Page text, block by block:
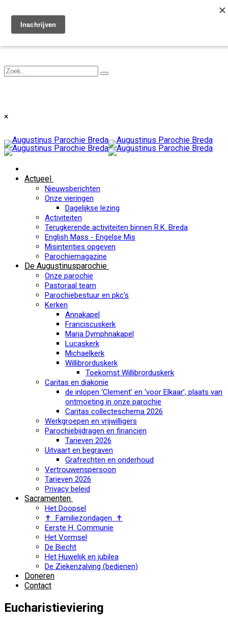
Toggle navigation
×
Actueel
Nieuwsberichten
Onze vieringen
Dagelijkse lezing
Activiteiten
Terugkerende activiteiten binnen R.K. Breda
English Mass - Engelse Mis
Misintenties opgeven
Parochiemagazine
De Augustinusparochie
Onze parochie
Pastoraal team
Parochiebestuur en pkc's
Kerken
Annakapel
Franciscuskerk
Maria Dymphnakapel
Lucaskerk
Michaelkerk
Willibrorduskerk
Toekomst Willibrorduskerk
Caritas en diakonie
de inlopen ‘Clement’ en ‘voor Elkaar’, plaats van
ontmoeting in onze parochie
Caritas collecteschema 2026
Werkgroepen en vrijwilligers
Parochiebijdragen en financiën
Tarieven 2026
Uitvaart en begraven
Grafrechten en onderhoud
Vertrouwenspersoon
Tarieven 2026
Privacy beleid
Sacramenten
Het Doopsel
✝ Familiezondagen ✝
Eerste H. Communie
Het Vormsel
De Biecht
Het Huwelijk en jubilea
De Ziekenzalving (bedienen)
Doneren
Contact
Eucharistieviering